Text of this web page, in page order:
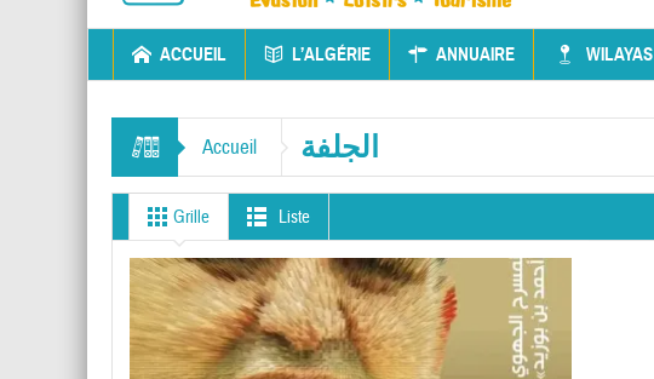
ACCUEIL L’ALGÉRIE ANNUAIRE WILAYAS
Accueil الجلفة
Grille Liste